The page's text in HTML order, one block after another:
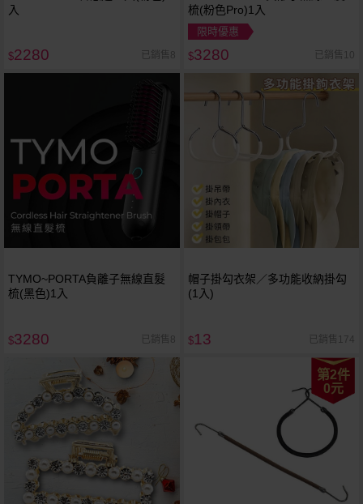
入
$2280 已銷售8
梳(粉色Pro)1入
限時優惠
$3280 已銷售10
TYMO~PORTA負離子無線直髮
梳(黑色)1入
$3280 已銷售8
帽子掛勾衣架／多功能收納掛勾
(1入)
$13 已銷售174
第2件
0元